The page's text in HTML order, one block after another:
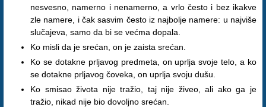
nesvesno, namerno i nenamerno, a vrlo često i bez ikakve
zle namere, i čak sasvim često iz najbolje namere: u najviše
slučajeva, samo da bi se većma dopala.
Ko misli da je srećan, on je zaista srećan.
Ko se dotakne prljavog predmeta, on uprlja svoje telo, a ko
se dotakne prljavog čoveka, on uprlja svoju dušu.
Ko smisao života nije tražio, taj nije živeo, ali ako ga je
tražio, nikad nije bio dovoljno srećan.